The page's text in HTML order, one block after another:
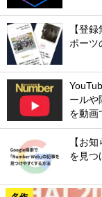
【登
ポーツ
ールや
を動画
【お
を見つ